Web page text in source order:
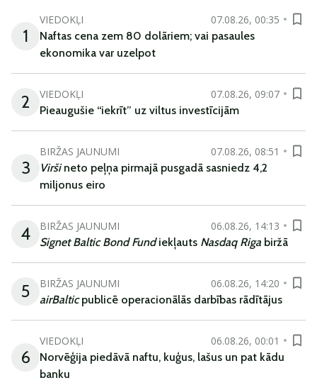
1
VIEDOKĻI
07.08.26, 00:35
Naftas cena zem 80 dolāriem; vai pasaules
ekonomika var uzelpot
2 VIEDOKĻI
07.08.26, 09:07
Pieaugušie “iekrīt” uz viltus investīcijām
3
BIRŽAS JAUNUMI
07.08.26, 08:51
Viršineto peļņa pirmajā pusgadā sasniedz 4,2
miljonus eiro
4 BIRŽAS JAUNUMI
06.08.26, 14:13
Signet Baltic Bond Fundiekļauts Nasdaq Riga biržā
5 BIRŽAS JAUNUMI
06.08.26, 14:20
airBalticpublicē operacionālās darbības rādītājus
6
VIEDOKĻI
06.08.26, 00:01
Norvēģija piedāvā naftu, kuģus, lašus un pat kādu
banku